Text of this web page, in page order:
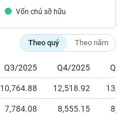
Vốn chủ sỡ hữu
Theo quý Theo năm
Q3/2025 Q4/2025
10,764.88 12,518.92
7,784.08 8,555.15